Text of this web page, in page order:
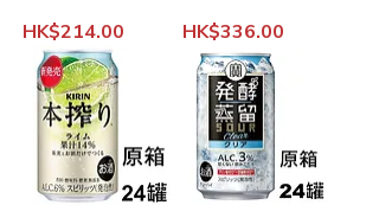
價格
HK$214.00 價格
HK$336.00